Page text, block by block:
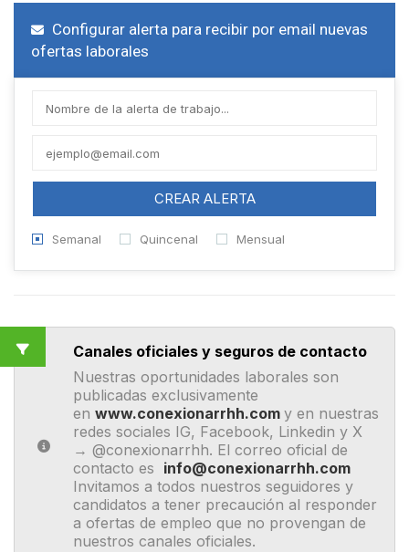
Configurar alerta para recibir por email nuevas
ofertas laborales
CREAR ALERTA
Semanal Quincenal Mensual
Canales oficiales y seguros de contacto
Nuestras oportunidades laborales son
publicadas exclusivamente
en www.conexionarrhh.com y en nuestras
redes sociales IG, Facebook, Linkedin y X
→ @conexionarrhh. El correo oficial de
contacto es info@conexionarrhh.com
Invitamos a todos nuestros seguidores y
candidatos a tener precaución al responder
a ofertas de empleo que no provengan de
nuestros canales oficiales.